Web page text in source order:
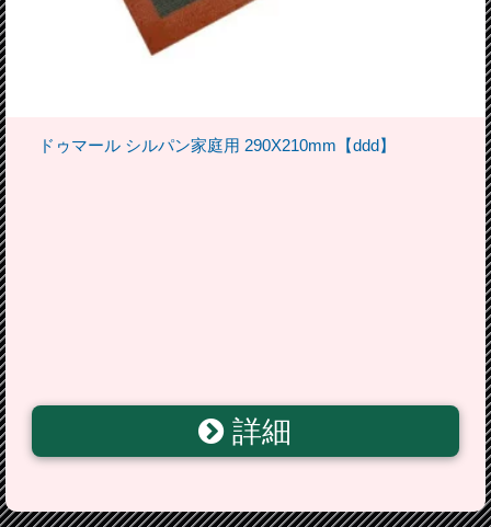
ドゥマール シルパン家庭用 290X210mm【ddd】
詳細